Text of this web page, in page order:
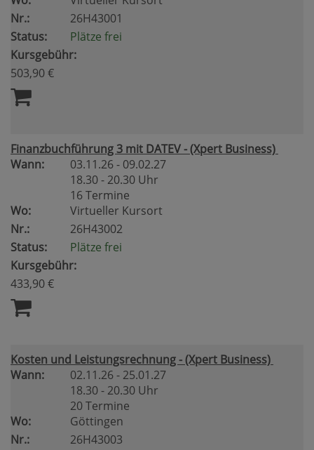
Nr.:
26H43001
Status:
Plätze frei
Kursgebühr:
503,90 €
Finanzbuchführung 3 mit DATEV - (Xpert Business)
Wann:
03.11.26 - 09.02.27
18.30 - 20.30 Uhr
16 Termine
Wo:
Virtueller Kursort
Nr.:
26H43002
Status:
Plätze frei
Kursgebühr:
433,90 €
Kosten und Leistungsrechnung - (Xpert Business)
Wann:
02.11.26 - 25.01.27
18.30 - 20.30 Uhr
20 Termine
Wo:
Göttingen
Nr.:
26H43003